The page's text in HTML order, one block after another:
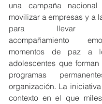
una campaña
movilizar a empresas y a
para llevar
acompañamiento
momentos de paz a
adolescentes que
programas
organización. La
contexto en el que